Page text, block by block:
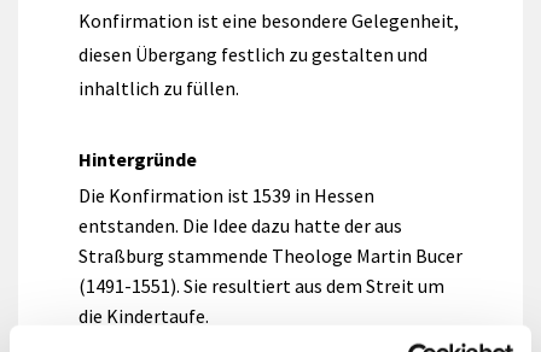
Konfirmation ist eine besondere Gelegenheit,
diesen Übergang festlich zu gestalten und
inhaltlich zu füllen.
Hintergründe
Die Konfirmation ist 1539 in Hessen
entstanden. Die Idee dazu hatte der aus
Straßburg stammende Theologe Martin Bucer
(1491-1551). Sie resultiert aus dem Streit um
die Kindertaufe.